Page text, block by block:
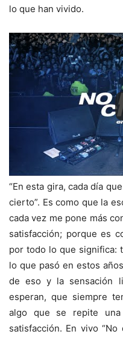
lo que han vivido.
“En esta gira, cada día
cierto”. Es como que la
cada vez me pone más
satisfacción; porque es
por todo lo que significa:
lo que pasó en estos
de eso y la sensación
esperan, que siempre
algo que se repite
satisfacción. En vivo